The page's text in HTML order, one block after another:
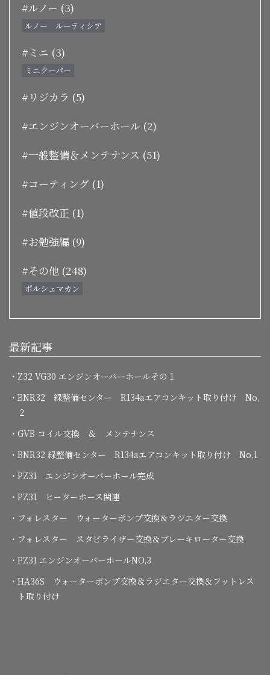
#ルノー (3)
ルノー ルーティシア
#ミニ (3)
ミニクーパー
#リジカラ (5)
#エンジンオーバーホール (2)
#一般整備＆メンテナンス (51)
#コーティング (1)
#値段改正 (1)
#お勉強編 (9)
#その他 (248)
ポルシェマカン
最新記事
・Z32 VG30 エンジンオーバーホールその１
・BNR32 緑整備センター R134aエアコンキット取り付け No,
２
・GVB コイル交換 ＆ メンテナンス
・BNR32 緑整備センター R134aエアコンキット取り付け No,1
・PZ31 エンジンオーバーホール完成
・PZ31 ヒーターホース関連
・フォレスター ウォーターポンプ交換＆ラジエター交換
・フォレスター スタビライザー交換＆ブレーキローター交換
・PZ31 エンジンオーバーホールNO,3
・HA36S ウォーターポンプ交換＆ラジエター交換＆フットレス
ト取り付け